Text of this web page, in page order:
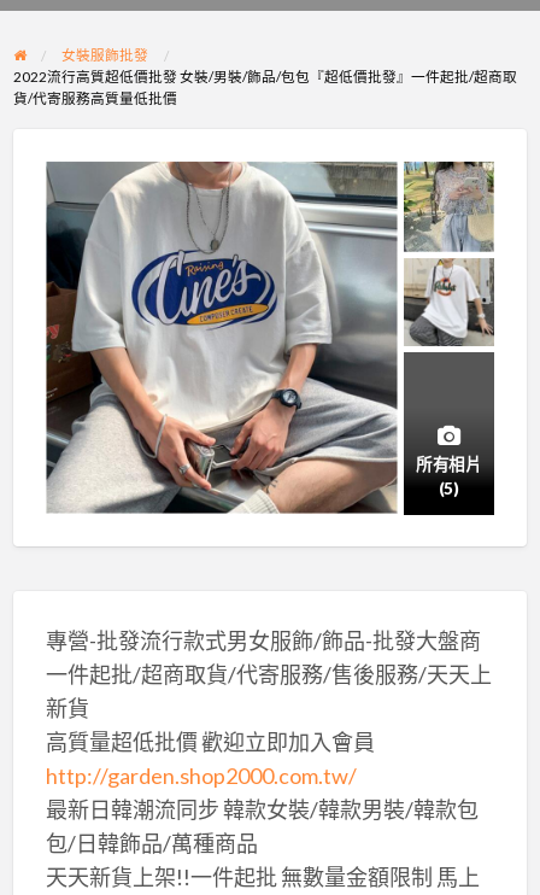
problem
女裝服飾批發
2022流行高質超低價批發 女裝/男裝/飾品/包包『超低價批發』一件起批/超商取
貨/代寄服務高質量低批價
所有相片
(5)
專營-批發流行款式男女服飾/飾品-批發大盤商
一件起批/超商取貨/代寄服務/售後服務/天天上
新貨
高質量超低批價 歡迎立即加入會員
http://garden.shop2000.com.tw/
最新日韓潮流同步 韓款女裝/韓款男裝/韓款包
包/日韓飾品/萬種商品
天天新貨上架!!一件起批 無數量金額限制 馬上